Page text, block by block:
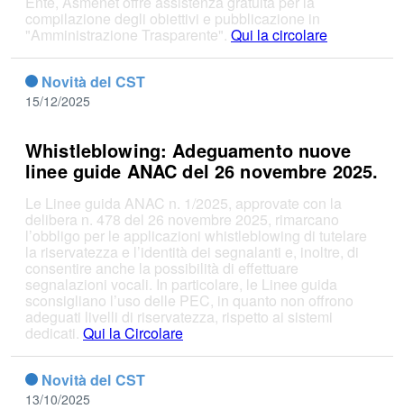
compilazione degli obiettivi e pubblicazione in
"Amministrazione Trasparente". Qui la circolare
Novità del CST
15/12/2025
Whistleblowing: Adeguamento nuove
linee guide ANAC del 26 novembre 2025.
Le Linee guida ANAC n. 1/2025, approvate con la
delibera n. 478 del 26 novembre 2025, rimarcano
l’obbligo per le applicazioni whistleblowing di tutelare
la riservatezza e l’identità dei segnalanti e, inoltre, di
consentire anche la possibilità di effettuare
segnalazioni vocali. In particolare, le Linee guida
sconsigliano l’uso delle PEC, in quanto non offrono
adeguati livelli di riservatezza, rispetto ai sistemi
dedicati. Qui la Circolare
Novità del CST
13/10/2025